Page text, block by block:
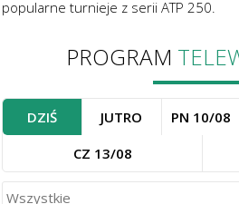
popularne turnieje z serii ATP 250.
PROGRAM
DZIŚ JUTRO PN 10/08
CZ 13/08